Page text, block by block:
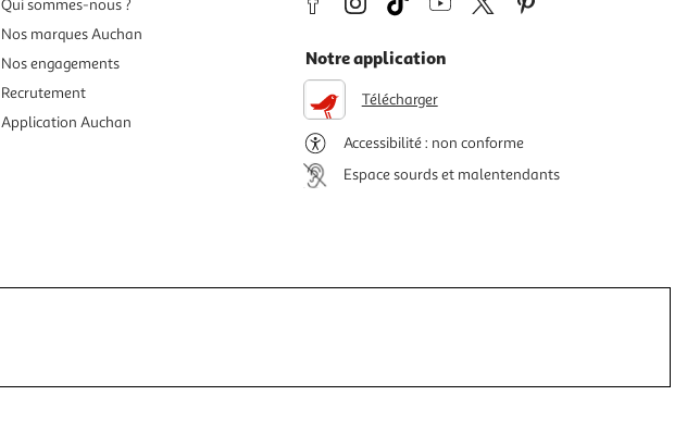
Qui sommes-nous ?
Nos marques Auchan
Nos engagements
Recrutement
Application Auchan
Notre application
Télécharger
Accessibilité : non conforme
Espace sourds et malentendants